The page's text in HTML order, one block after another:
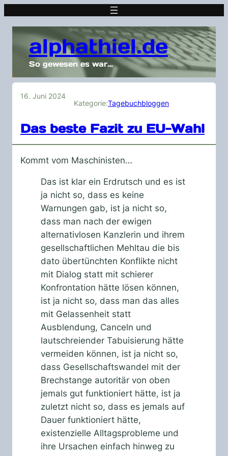
alphathiel.de
So gewesen es war…
16. Juni 2024
Kategorie:Tagebuchbloggen
Das beste Fazit zu EU-Wahl
Kommt vom Maschinisten…
Das ist klar ein Erdrutsch und es ist
ja nicht so, dass es keine
Warnungen gab, ist ja nicht so,
dass man nach der ewigen
alternativlosen Kanzlerin und ihrem
gesellschaftlichen Mehltau die bis
dato übertünchten Konflikte nicht
mit Dialog statt mit schierer
Konfrontation hätte lösen können,
ist ja nicht so, dass man das alles
mit Gelassenheit statt
Ausblendung, Canceln und
lautschreiender Tabuisierung hätte
vermeiden können, ist ja nicht so,
dass Gesellschaftswandel mit der
Brechstange autoritär von oben
jemals gut funktioniert hätte, ist ja
zuletzt nicht so, dass es jemals auf
Dauer funktioniert hätte,
existenzielle Alltagsprobleme und
ihre Ursachen einfach hinweg zu